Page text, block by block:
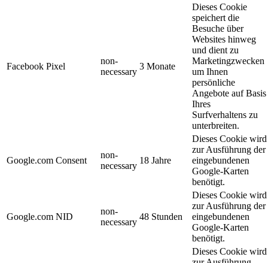
Facebook Pixel
non-
necessary
3 Monate
Dieses Cookie
speichert die
Besuche über
Websites hinweg
und dient zu
Marketingzwecken
um Ihnen
persönliche
Angebote auf Basis
Ihres
Surfverhaltens zu
unterbreiten.
Google.com Consent
non-
necessary
18 Jahre
Dieses Cookie wird
zur Ausführung der
eingebundenen
Google-Karten
benötigt.
Google.com NID
non-
necessary
48 Stunden
Dieses Cookie wird
zur Ausführung der
eingebundenen
Google-Karten
benötigt.
Dieses Cookie wird